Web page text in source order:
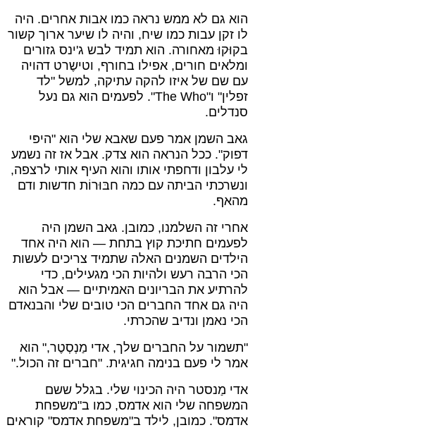
הוא גם לא ממש נראה כמו אבות אחרים. היה
לו זקן עבות כמו שיח, והיה לו שיער ארוך קשור
בקוּקוּ מאחורה. הוא תמיד לבש ג'ינס גזורים
ומלאים חורים, אפילו בחורף, וטישֶרט דהויה
עם שם של איזו להקה עתיקה, למשל "לד
זפלין" ו"The Who". לפעמים הוא גם נעל
סנדלים.
גאב השמן אמר פעם שאבא שלי הוא "היפּי
דפוק". ככל הנראה הוא צדק. אבל אז זה נשמע
לי עלבון ודחפתי אותו והוא העיף אותי לרצפה,
ונשרכתי הביתה עם כמה חבּוּרוֹת חדשות ודם
מהאף.
אחרי זה השלמנו, כמובן. גאב השמן היה
לפעמים חתיכת קוץ בתחת — הוא היה אחד
הילדים השמנים האלה שתמיד צריכים לעשות
הכי הרבה רעש ולהיות הכי מגעילים, כדי
להרתיע את הבריונים האמיתיים — אבל הוא
היה גם אחד החברים הכי טובים שלי והבנאדם
הכי נאמן ונדיב שהכרתי.
"תשמור על החברים שלך, אדי מַנְסְטֶר," הוא
אמר לי פעם בנימה חגיגית. "חברים זה הכול."
אדי מַנסטר היה הכינוי שלי. בגלל ששם
המשפחה שלי הוא אדמס, כמו ב"משפחת
אדמס". כמובן, לילד ב"משפחת אדמס" קוראים